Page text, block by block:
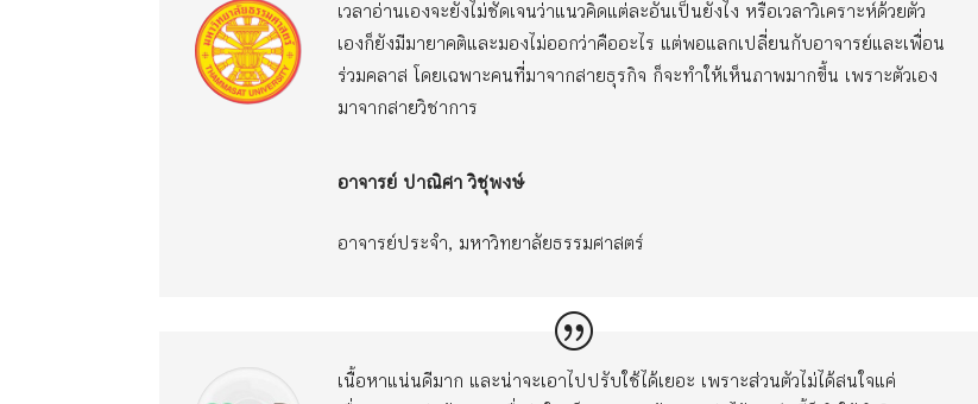
เวลาอ่านเองจะยังไม่ชัดเจนว่าแนวคิดแต่ละอันเป็นยังไง หรือเวลาวิเคราะห์ด้วยตัว
เองก็ยังมีมายาคติและมองไม่ออกว่าคืออะไร แต่พอแลกเปลี่ยนกับอาจารย์และเพื่อน
ร่วมคลาส โดยเฉพาะคนที่มาจากสายธุรกิจ ก็จะทำให้เห็นภาพมากขึ้น เพราะตัวเอง
มาจากสายวิชาการ
อาจารย์ ปาณิศา วิชุพงษ์
อาจารย์ประจำ, มหาวิทยาลัยธรรมศาสตร์
เนื้อหาแน่นดีมาก และน่าจะเอาไปปรับใช้ได้เยอะ เพราะส่วนตัวไม่ได้สนใจแค่